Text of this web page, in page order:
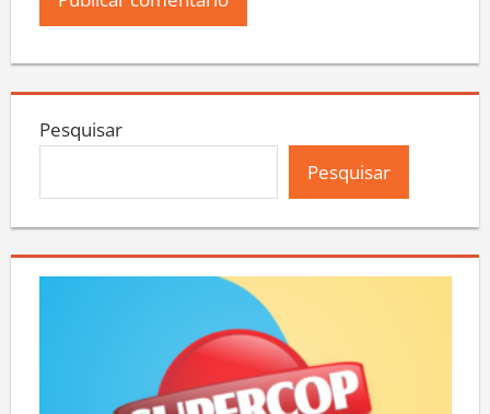
Pesquisar
Pesquisar